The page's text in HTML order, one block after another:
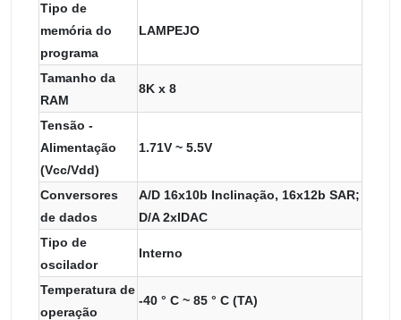
Tipo de
memória do
programa
LAMPEJO
Tamanho da
RAM
8K x 8
Tensão -
Alimentação
(Vcc/Vdd)
1.71V ~ 5.5V
Conversores
de dados
A/D 16x10b Inclinação, 16x12b SAR;
D/A 2xIDAC
Tipo de
oscilador
Interno
Temperatura de
operação
-40 ° C ~ 85 ° C (TA)